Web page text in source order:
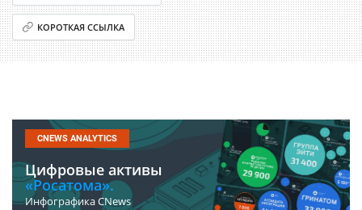
КОРОТКАЯ ССЫЛКА
CNEWS ANALYTICS
Цифровые активы
«Росатома».
Инфографика CNews